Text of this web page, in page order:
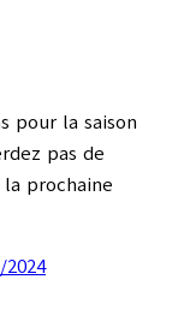
pour la saison
pas de
prochaine